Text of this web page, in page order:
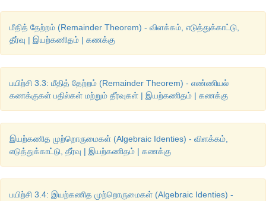
36 = 36 மெய்
14 = 3(4) +2
14 = 12 + 2
14 = 14 மெய்
மீதித் தேற்றம் (Remainder Theorem) - விளக்கம், எடுத்துக்காட்டு,
தீர்வு | இயற்கணிதம் | கணக்கு
பயிற்சி 3.3: மீதித் தேற்றம் (Remainder Theorem) - எண்ணியல்
கணக்குகள் பதில்கள் மற்றும் தீர்வுகள் | இயற்கணிதம் | கணக்கு
இயற்கணித முற்றொருமைகள் (Algebraic Identies) - விளக்கம்,
எடுத்துக்காட்டு, தீர்வு | இயற்கணிதம் | கணக்கு
பயிற்சி 3.4: இயற்கணித முற்றொருமைகள் (Algebraic Identies) -